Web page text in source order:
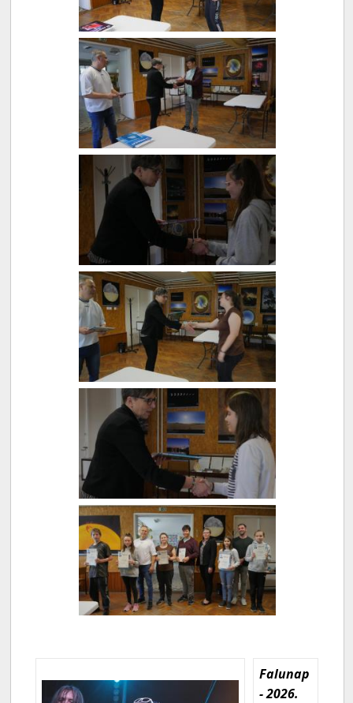
Falunap
- 2026.